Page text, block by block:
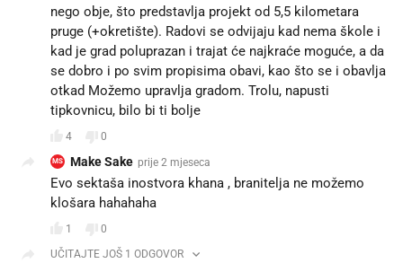
nego obje, što predstavlja projekt od 5,5 kilometara
pruge (+okretište). Radovi se odvijaju kad nema škole i
kad je grad poluprazan i trajat će najkraće moguće, a da
se dobro i po svim propisima obavi, kao što se i obavlja
otkad Možemo upravlja gradom. Trolu, napusti
tipkovnicu, bilo bi ti bolje
4 0
MS Make Sake prije 2 mjeseca
Evo sektaša inostvora khana , branitelja ne možemo
klošara hahahaha
1
0
UČITAJTE JOŠ 1 ODGOVOR